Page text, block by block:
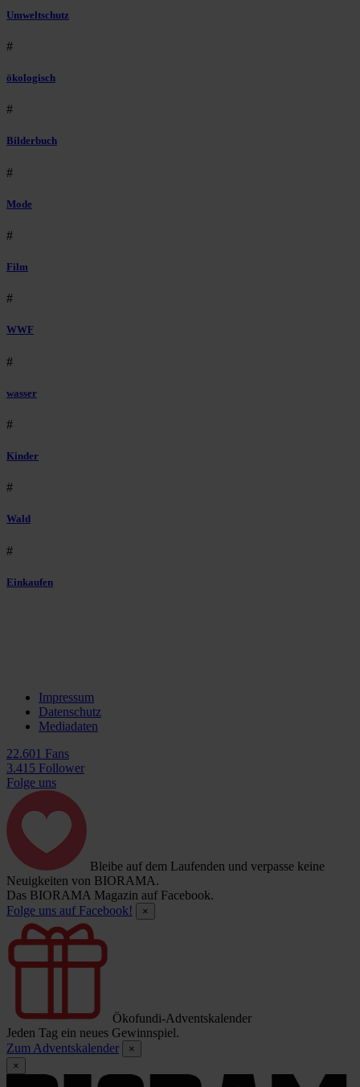
Umweltschutz
#
ökologisch
#
Bilderbuch
#
Mode
#
Film
#
WWF
#
wasser
#
Kinder
#
Wald
#
Einkaufen
Impressum
Datenschutz
Mediadaten
22.601 Fans
3.415 Follower
Folge uns
Bleibe auf dem Laufenden und verpasse keine
Neuigkeiten von BIORAMA.
Das BIORAMA Magazin auf Facebook.
Folge uns auf Facebook!
×
Ökofundi-Adventskalender
Jeden Tag ein neues Gewinnspiel.
Zum Adventskalender
×
×